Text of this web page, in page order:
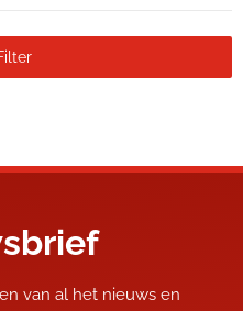
van al het nieuws en